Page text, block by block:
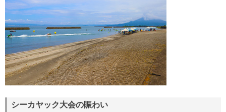
シーカヤック大会の賑わい